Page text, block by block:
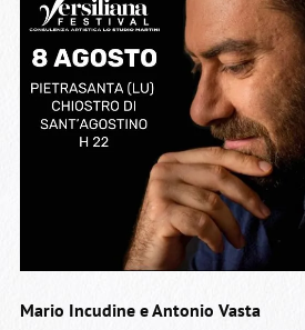
Mario Incudine e Antonio Vasta